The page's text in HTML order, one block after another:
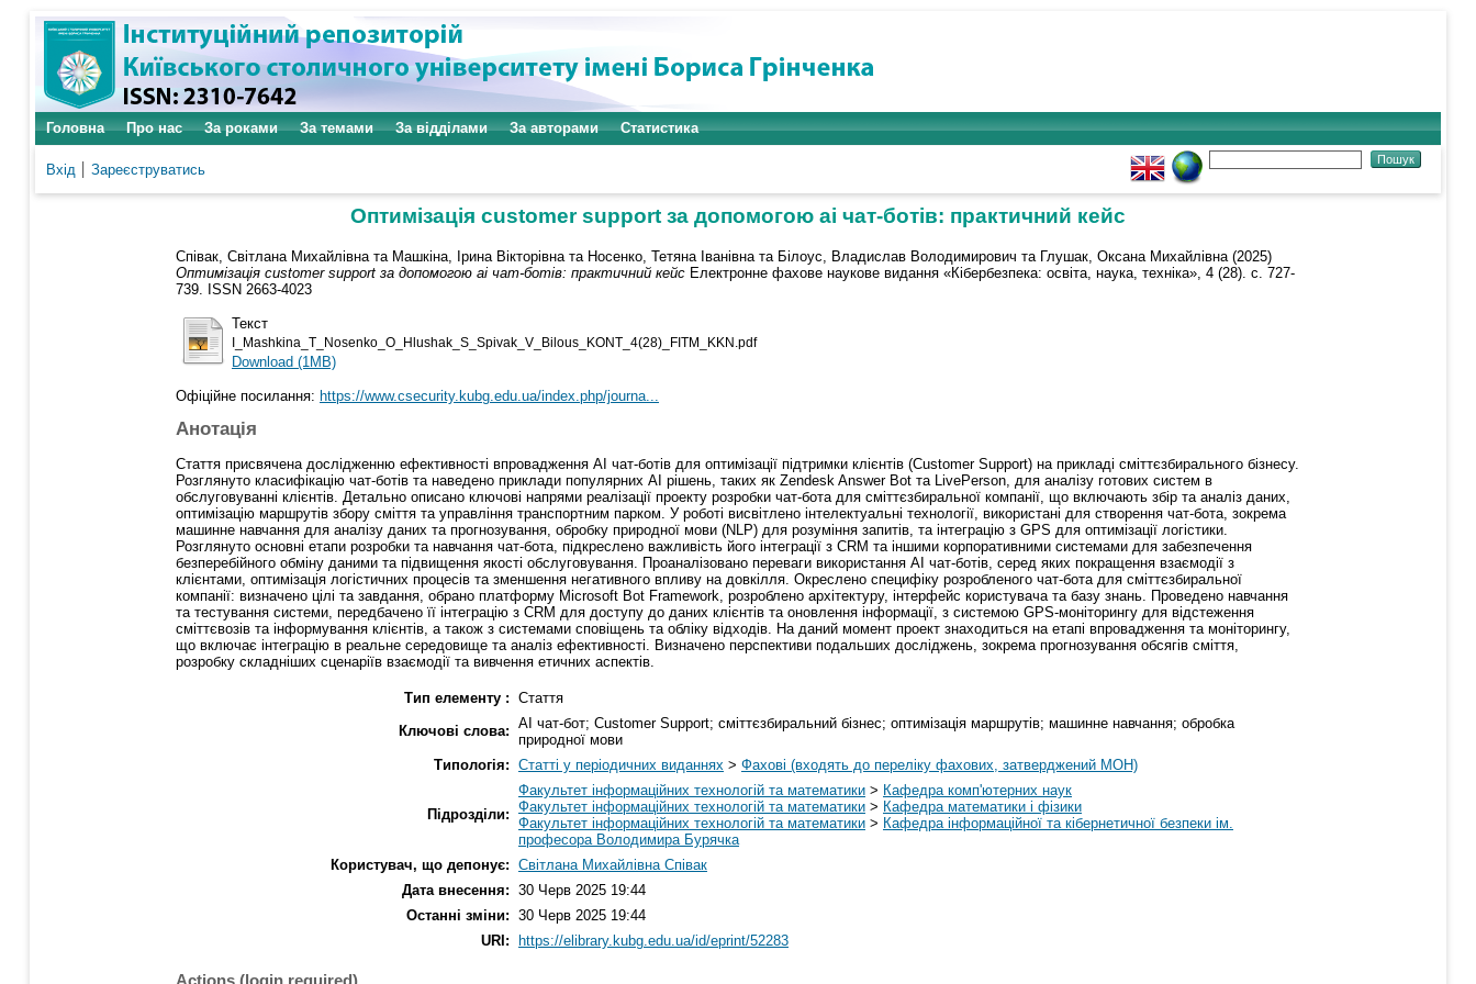
Головна Про нас За роками За темами За відділами За авторами Статистика
Вхід Зареєструватись
Оптимізація customer support за допомогою ai чат-ботів: практичний кейс
Співак, Світлана Михайлівна та Машкіна, Ірина Вікторівна та Носенко, Тетяна Іванівна та Білоус, Владислав Володимирович та Глушак, Оксана Михайлівна (2025)
Оптимізація customer support за допомогою ai чат-ботів: практичний кейс Електронне фахове наукове видання «Кібербезпека: освіта, наука, техніка», 4 (28). с. 727-
739. ISSN 2663-4023
Текст
I_Mashkina_T_Nosenko_O_Hlushak_S_Spivak_V_Bilous_KONT_4(28)_FITM_KKN.pdf
Download (1MB)
Офіційне посилання: https://www.csecurity.kubg.edu.ua/index.php/journa...
Анотація
Стаття присвячена дослідженню ефективності впровадження AI чат-ботів для оптимізації підтримки клієнтів (Customer Support) на прикладі сміттєзбирального бізнесу.
Розглянуто класифікацію чат-ботів та наведено приклади популярних AI рішень, таких як Zendesk Answer Bot та LivePerson, для аналізу готових систем в
обслуговуванні клієнтів. Детально описано ключові напрями реалізації проекту розробки чат-бота для сміттєзбиральної компанії, що включають збір та аналіз даних,
оптимізацію маршрутів збору сміття та управління транспортним парком. У роботі висвітлено інтелектуальні технології, використані для створення чат-бота, зокрема
машинне навчання для аналізу даних та прогнозування, обробку природної мови (NLP) для розуміння запитів, та інтеграцію з GPS для оптимізації логістики.
Розглянуто основні етапи розробки та навчання чат-бота, підкреслено важливість його інтеграції з CRM та іншими корпоративними системами для забезпечення
безперебійного обміну даними та підвищення якості обслуговування. Проаналізовано переваги використання AI чат-ботів, серед яких покращення взаємодії з
клієнтами, оптимізація логістичних процесів та зменшення негативного впливу на довкілля. Окреслено специфіку розробленого чат-бота для сміттєзбиральної
компанії: визначено цілі та завдання, обрано платформу Microsoft Bot Framework, розроблено архітектуру, інтерфейс користувача та базу знань. Проведено навчання
та тестування системи, передбачено її інтеграцію з CRM для доступу до даних клієнтів та оновлення інформації, з системою GPS-моніторингу для відстеження
сміттєвозів та інформування клієнтів, а також з системами сповіщень та обліку відходів. На даний момент проект знаходиться на етапі впровадження та моніторингу,
що включає інтеграцію в реальне середовище та аналіз ефективності. Визначено перспективи подальших досліджень, зокрема прогнозування обсягів сміття,
розробку складніших сценаріїв взаємодії та вивчення етичних аспектів.
Тип елементу : Стаття
Ключові слова: AI чат-бот; Customer Support; сміттєзбиральний бізнес; оптимізація маршрутів; машинне навчання; обробка
природної мови
Типологія: Статті у періодичних виданнях > Фахові (входять до переліку фахових, затверджений МОН)
Підрозділи:
Факультет інформаційних технологій та математики > Кафедра комп'ютерних наук
Факультет інформаційних технологій та математики > Кафедра математики і фізики
Факультет інформаційних технологій та математики > Кафедра інформаційної та кібернетичної безпеки ім.
професора Володимира Бурячка
Користувач, що депонує: Світлана Михайлівна Співак
Дата внесення: 30 Черв 2025 19:44
Останні зміни: 30 Черв 2025 19:44
URI:
https://elibrary.kubg.edu.ua/id/eprint/52283